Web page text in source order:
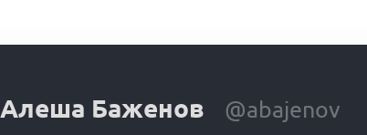
Алеша Баженов @abajenov